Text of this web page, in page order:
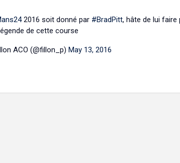
2016 soit donné par #BradPitt, hâte de lui faire
de cette course
ACO (@fillon_p) May 13, 2016